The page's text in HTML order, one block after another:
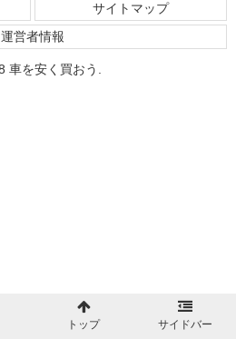
サイトマップ
運営者情報
車を安く買おう.
トップ サイドバー